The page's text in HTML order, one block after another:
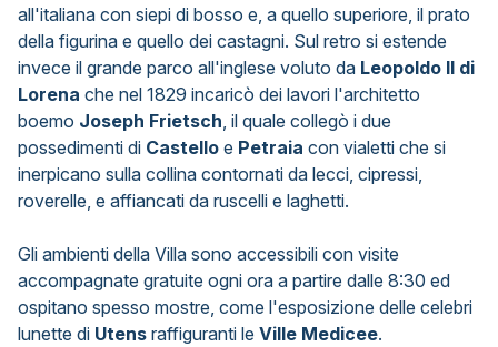
all'italiana con siepi di bosso e, a quello superiore, il prato
della figurina e quello dei castagni. Sul retro si estende
invece il grande parco all'inglese voluto da Leopoldo II di
Lorena che nel 1829 incaricò dei lavori l'architetto
boemo Joseph Frietsch , il quale collegò i due
possedimenti di Castello e Petraia con vialetti che si
inerpicano sulla collina contornati da lecci, cipressi,
roverelle, e affiancati da ruscelli e laghetti.
Gli ambienti della Villa sono accessibili con visite
accompagnate gratuite ogni ora a partire dalle 8:30 ed
ospitano spesso mostre, come l'esposizione delle celebri
lunette di Utens raffiguranti le Ville Medicee.